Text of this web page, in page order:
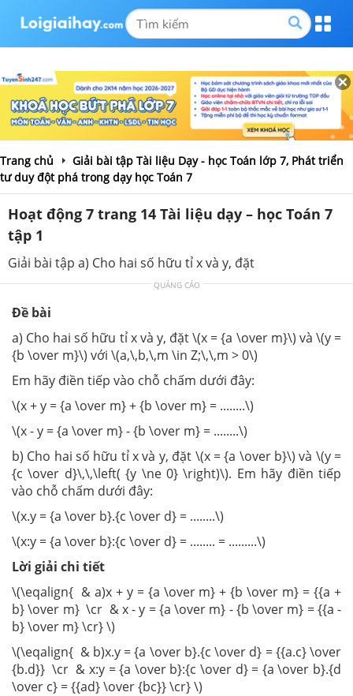
Trang chủ
Giải bài tập Tài liệu Dạy - học Toán lớp 7, Phát triển
tư duy đột phá trong dạy học Toán 7
Hoạt động 7 trang 14 Tài liệu dạy – học Toán 7
tập 1
Giải bài tập a) Cho hai số hữu tỉ x và y, đặt
QUẢNG CÁO
Đề bài
a) Cho hai số hữu tỉ x và y, đặt \(x = {a \over m}\) và \(y =
{b \over m}\) với \(a,\,b,\,m \in Z;\,\,m > 0\)
Em hãy điền tiếp vào chỗ chấm dưới đây:
\(x + y = {a \over m} + {b \over m} = ........\)
\(x - y = {a \over m} - {b \over m} = ........\)
b) Cho hai số hữu tỉ x và y, đặt \(x = {a \over b}\) và \(y =
{c \over d}\,\,\left( {y \ne 0} \right)\). Em hãy điền tiếp
vào chỗ chấm dưới đây:
\(x.y = {a \over b}.{c \over d} = ........\)
\(x:y = {a \over b}:{c \over d} = ........ = .........\)
Lời giải chi tiết
\(\eqalign{ & a)x + y = {a \over m} + {b \over m} = {{a +
b} \over m} \cr & x - y = {a \over m} - {b \over m} = {{a -
b} \over m} \cr} \)
\(\eqalign{ & b)x.y = {a \over b}.{c \over d} = {{a.c} \over
{b.d}} \cr & x:y = {a \over b}:{c \over d} = {a \over b}.{d
\over c} = {{ad} \over {bc}} \cr} \)